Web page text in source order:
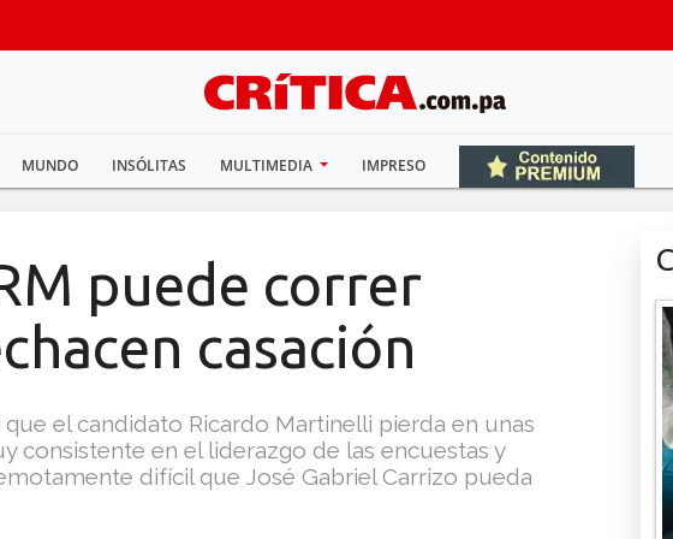
MUNDO INSÓLITAS MULTIMEDIA IMPRESO
puede correr
casación
el candidato Ricardo Martinelli pierda en unas
consistente en el liderazgo de las encuestas y
difícil que José Gabriel Carrizo pueda